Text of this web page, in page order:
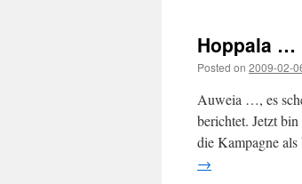
Hoppala …
Posted on 2009-02-
Auweia …, es
berichtet. Jetzt
die Kampagne
→